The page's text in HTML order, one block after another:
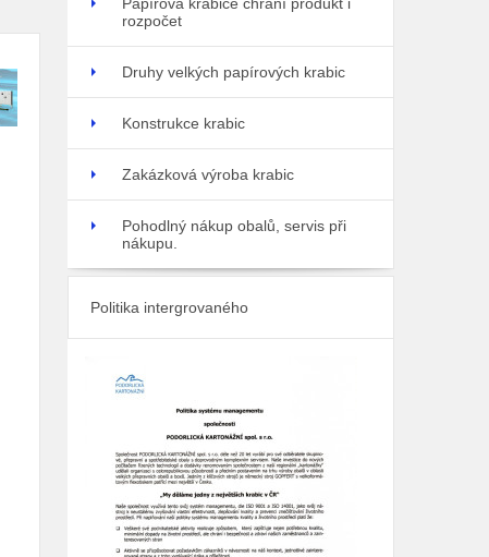
rozpočet
Druhy velkých papírových krabic
Konstrukce krabic
Zakázková výroba krabic
Pohodlný nákup obalů, servis při
nákupu.
Politika intergrovaného